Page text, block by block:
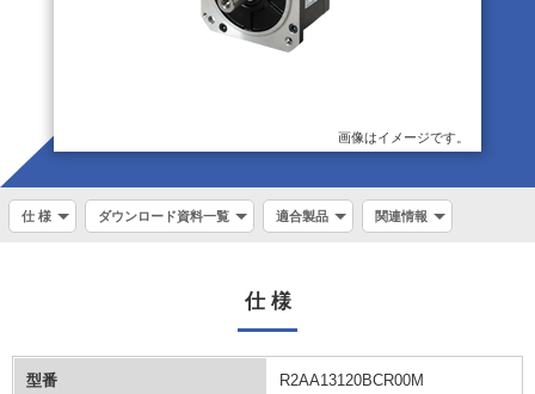
画像はイメージです。
仕 様 ダウンロード資料一覧 適合製品 関連情報
仕 様
型番 R2AA13120BCR00M